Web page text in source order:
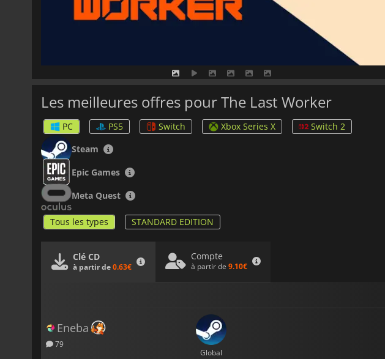
Les meilleures offres pour The Last Worker
PC PS5 Switch Xbox Series X
Switch 2
Steam
Epic Games
Meta Quest
Tous les types STANDARD EDITION
Clé CD
à partir de0.63€
Compte
à partir de 9.10€
Eneba
79
Global